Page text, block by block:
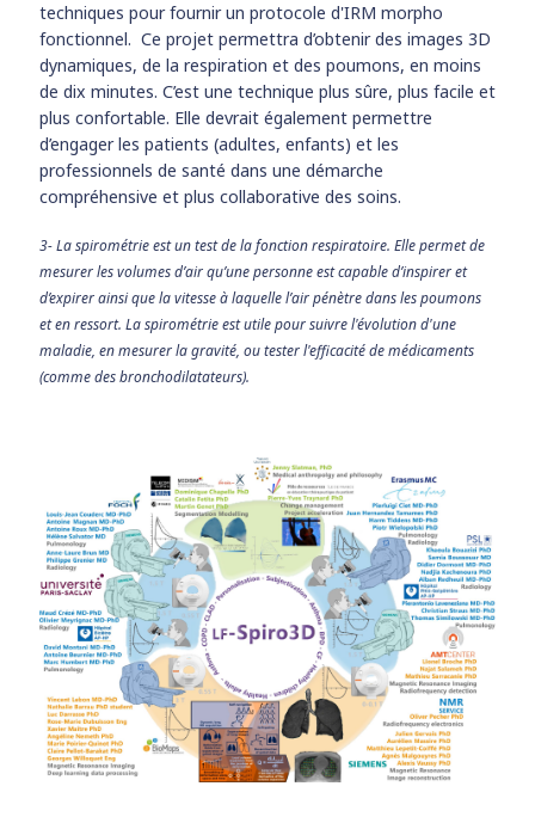
techniques pour fournir un protocole d'IRM morpho
fonctionnel. Ce projet permettra d’obtenir des images 3D
dynamiques, de la respiration et des poumons, en moins
de dix minutes. C’est une technique plus sûre, plus facile et
plus confortable. Elle devrait également permettre
d’engager les patients (adultes, enfants) et les
professionnels de santé dans une démarche
compréhensive et plus collaborative des soins.
3- La spirométrie est un test de la fonction respiratoire. Elle permet de
mesurer les volumes d’air qu’une personne est capable d’inspirer et
d’expirer ainsi que la vitesse à laquelle l’air pénètre dans les poumons
et en ressort. La spirométrie est utile pour suivre l'évolution d'une
maladie, en mesurer la gravité, ou tester l'efficacité de médicaments
(comme des bronchodilatateurs).